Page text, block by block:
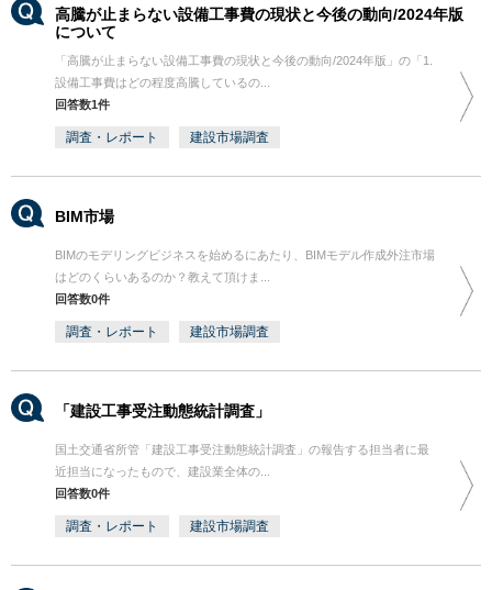
高騰が止まらない設備工事費の現状と今後の動向/2024年版
について
「高騰が止まらない設備工事費の現状と今後の動向/2024年版」の「1.
設備工事費はどの程度高騰しているの...
回答数1件
調査・レポート 建設市場調査
BIM市場
BIMのモデリングビジネスを始めるにあたり、BIMモデル作成外注市場
はどのくらいあるのか？教えて頂けま...
回答数0件
調査・レポート 建設市場調査
「建設工事受注動態統計調査」
国土交通省所管「建設工事受注動態統計調査」の報告する担当者に最
近担当になったもので、建設業全体の...
回答数0件
調査・レポート 建設市場調査